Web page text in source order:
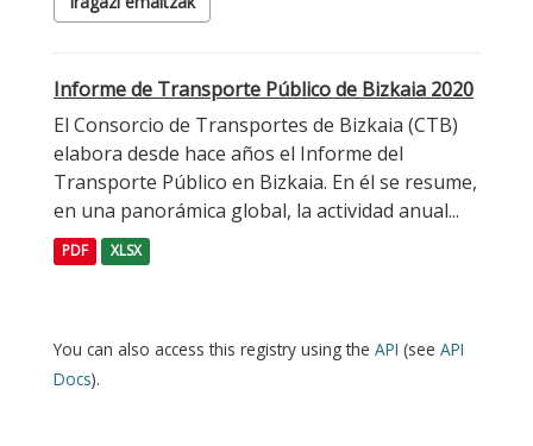
Informe de Transporte Público de Bizkaia 2020
El Consorcio de Transportes de Bizkaia (CTB)
elabora desde hace años el Informe del
Transporte Público en Bizkaia. En él se resume,
en una panorámica global, la actividad anual...
PDF XLSX
You can also access this registry using the API (see API
Docs).